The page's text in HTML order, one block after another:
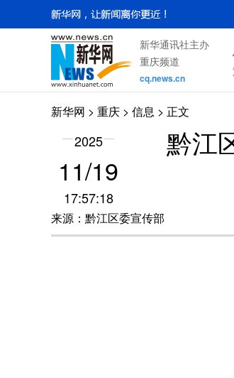
新华通讯社主办
重庆频道
cq.news.cn
新华网 > 重庆 > 信息 > 正文
2025
11/19
17:57:18
来源：黔江区委宣传部
黔江